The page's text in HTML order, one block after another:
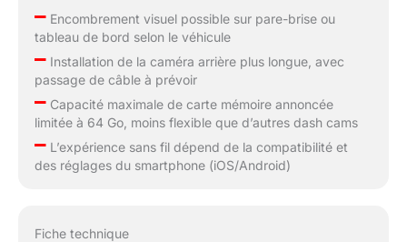
raison d'une
alimentation
insuffisante, assurez-
vous que le courant est
d'au moins 5 V 2,5 A/5
V 3 A. Conçu pour
fonctionner dans une
plage de tension de 12
–Encombrement visuel possible sur pare-brise ou
tableau de bord selon le véhicule
–Installation de la caméra arrière plus longue, avec
passage de câble à prévoir
–Capacité maximale de carte mémoire annoncée
limitée à 64 Go, moins flexible que d’autres dash cams
–L’expérience sans fil dépend de la compatibilité et
des réglages du smartphone (iOS/Android)
Fiche technique